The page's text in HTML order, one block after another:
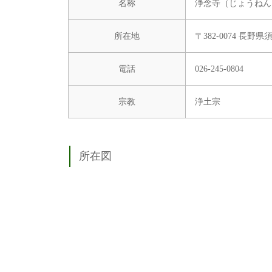
名称 浄念寺（じょうねん
所在地 〒382-0074 長野県
電話 026-245-0804
宗教 浄土宗
所在図